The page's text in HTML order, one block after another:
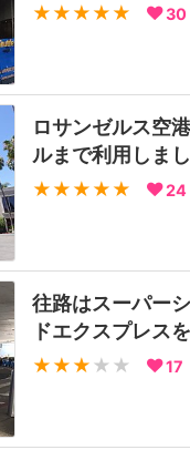
★★★★★ 30
ロサンゼルス空
ルまで利用しま
★★★★★ 24
往路はスーパー
ドエクスプレス
★★★ ★★ 17